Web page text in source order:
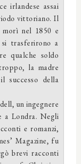
irlandese assai
vittoriano. Il
nel 1850 e
trasferirono a
qualche soldo
la madre
successo della
un ingegnere
a Londra. Negli
e romanzi,
Magazine, fu
brevi racconti